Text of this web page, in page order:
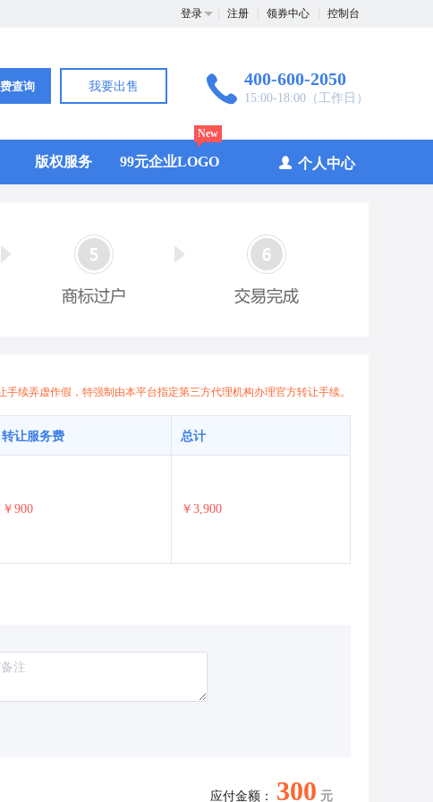
登录 注册 领券中心 控制台
查询 我要出售 400-600-2050
15:00-18:00（工作日）
版权服务 99元企业LOGO
New
个人中心
续弄虚作假，特强制由本平台指定第三方代理机构办理官方转让手续。
转让服务费 总计
￥900 ￥3,900
应付金额： 300 元